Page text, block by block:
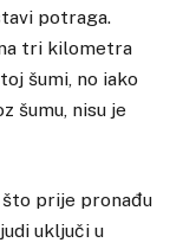
potraga.
tri kilometra
šumi, no iako
šumu, nisu je
što prije pronađu
uključi u